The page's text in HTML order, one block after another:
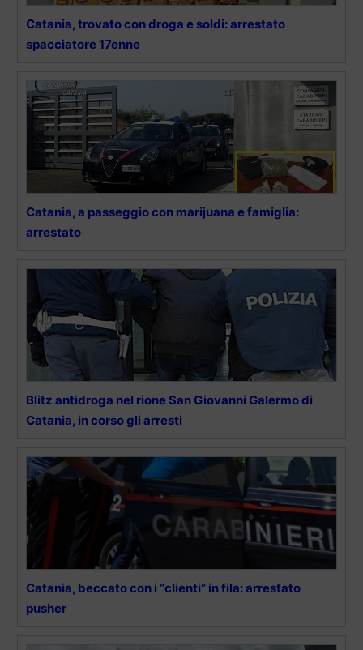
Catania, trovato con droga e soldi: arrestato
spacciatore 17enne
Catania, a passeggio con marijuana e famiglia:
arrestato
Blitz antidroga nel rione San Giovanni Galermo di
Catania, in corso gli arresti
Catania, beccato con i “clienti” in fila: arrestato
pusher